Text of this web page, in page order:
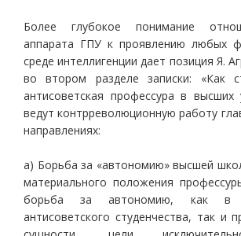
Более глубокое понимание
аппарата ГПУ к проявлению любых
среде интеллигенции дает позиция Я.
во втором разделе записки: «Как
антисоветская профессура в высших
ведут контрреволюционную работу
направлениях:
а) Борьба за «автономию» высшей
материального положения
борьба за автономию, как в
антисоветского студенчества, так и